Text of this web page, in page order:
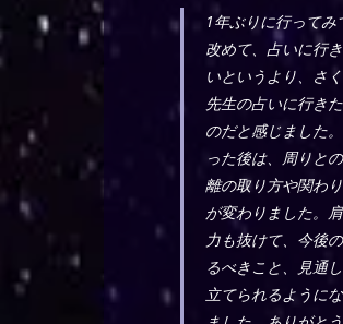
1年ぶりに行ってみ
改めて、占いに行
いというより、さ
先生の占いに行き
のだと感じました
った後は、周りと
離の取り方や関わ
が変わりました。
力も抜けて、今後
るべきこと、見通
立てられるように